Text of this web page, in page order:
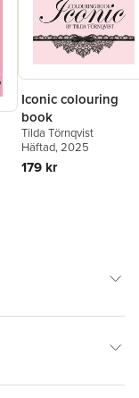
Iconic colouring
book
Tilda Törnqvist
Häftad, 2025
179 kr